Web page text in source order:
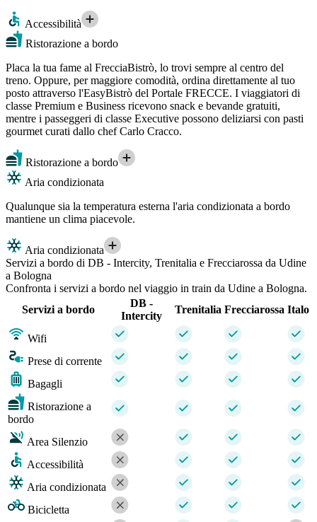
Accessibilità
Ristorazione a bordo
Placa la tua fame al FrecciaBistrò, lo trovi sempre al centro del
treno. Oppure, per maggiore comodità, ordina direttamente al tuo
posto attraverso l'EasyBistrò del Portale FRECCE. I viaggiatori di
classe Premium e Business ricevono snack e bevande gratuiti,
mentre i passeggeri di classe Executive possono deliziarsi con pasti
gourmet curati dallo chef Carlo Cracco.
Ristorazione a bordo
Aria condizionata
Qualunque sia la temperatura esterna l'aria condizionata a bordo
mantiene un clima piacevole.
Aria condizionata
Servizi a bordo di DB - Intercity, Trenitalia e Frecciarossa da Udine
a Bologna
Confronta i servizi a bordo nel viaggio in train da Udine a Bologna.
Servizi a bordo
DB -
Intercity
Trenitalia Frecciarossa Italo
Wifi
Prese di corrente
Bagagli
Ristorazione a
bordo
Area Silenzio
Accessibilità
Aria condizionata
Bicicletta